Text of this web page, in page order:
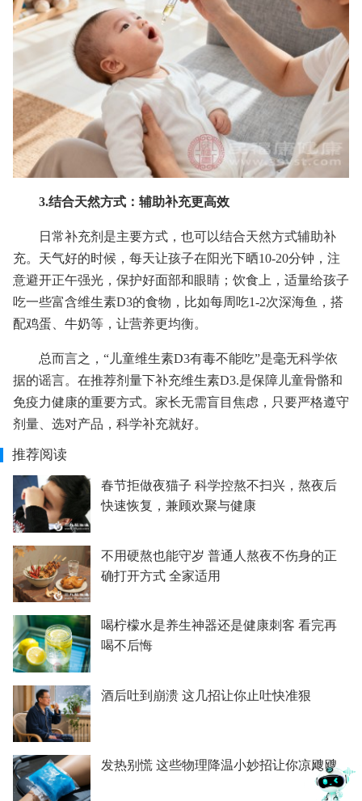
3.结合天然方式：辅助补充更高效
日常补充剂是主要方式，也可以结合天然方式辅助补
充。天气好的时候，每天让孩子在阳光下晒10-20分钟，注
意避开正午强光，保护好面部和眼睛；饮食上，适量给孩子
吃一些富含维生素D3的食物，比如每周吃1-2次深海鱼，搭
配鸡蛋、牛奶等，让营养更均衡。
总而言之，“儿童维生素D3有毒不能吃”是毫无科学依
据的谣言。在推荐剂量下补充维生素D3.是保障儿童骨骼和
免疫力健康的重要方式。家长无需盲目焦虑，只要严格遵守
剂量、选对产品，科学补充就好。
推荐阅读
春节拒做夜猫子 科学控熬不扫兴，熬夜后
快速恢复，兼顾欢聚与健康
不用硬熬也能守岁 普通人熬夜不伤身的正
确打开方式 全家适用
喝柠檬水是养生神器还是健康刺客 看完再
喝不后悔
酒后吐到崩溃 这几招让你止吐快准狠
发热别慌 这些物理降温小妙招让你凉飕飕